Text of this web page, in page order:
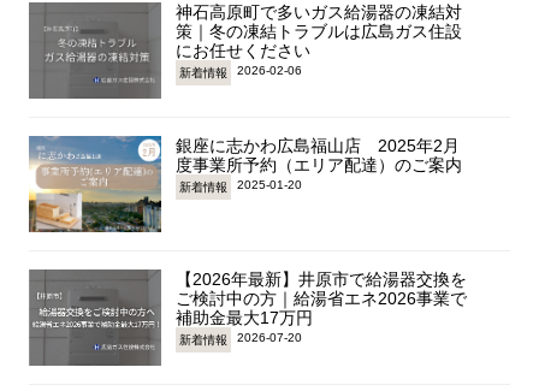
神石高原町で多いガス給湯器の凍結対
策｜冬の凍結トラブルは広島ガス住設
にお任せください
新着情報 2026-02-06
銀座に志かわ広島福山店 2025年2月
度事業所予約（エリア配達）のご案内
新着情報 2025-01-20
【2026年最新】井原市で給湯器交換を
ご検討中の方｜給湯省エネ2026事業で
補助金最大17万円
新着情報 2026-07-20